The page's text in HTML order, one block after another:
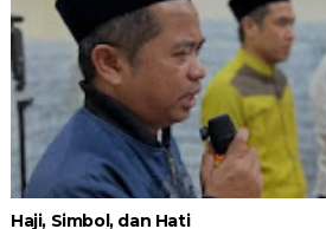
Haji, Simbol, dan Hati